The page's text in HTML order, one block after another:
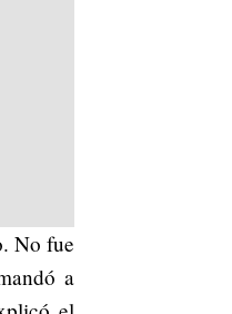
No fue
a